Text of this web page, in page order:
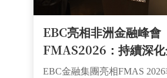
EBC亮相非洲金融峰會
FMAS2026：持續深
生態佈局
EBC金融集團亮相FMAS